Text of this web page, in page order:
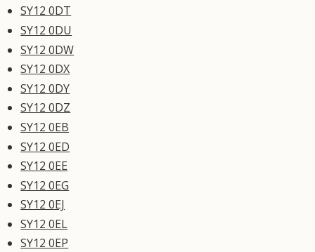
SY12 0DT
SY12 0DU
SY12 0DW
SY12 0DX
SY12 0DY
SY12 0DZ
SY12 0EB
SY12 0ED
SY12 0EE
SY12 0EG
SY12 0EJ
SY12 0EL
SY12 0EP